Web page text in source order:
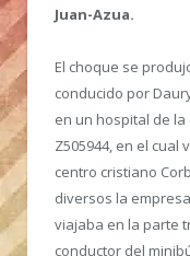
Juan-Azua.
El choque se
conducido por
en un hospital de la
Z505944, en el
centro cristiano
diversos la
viajaba en la parte
conductor del